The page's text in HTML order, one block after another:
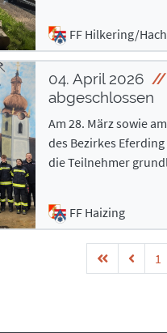
FF Hilkering/
04. April 2026
abgeschlossen
Am 28. März sowie
des Bezirkes
die Teilnehmer
FF Haizing
1